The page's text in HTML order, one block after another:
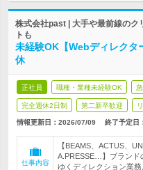
株式会社past | 大手や最前線のク
トも
未経験OK【Webディレクタ
休
正社員 職種・業種未経験OK
完全週休2日制 第二新卒歓迎
情報更新日：2026/07/09 終了予定日：
仕事内容
【BEAMS、ACTUS、
A.PRESSE…】ブランド
ゆくディレクション業